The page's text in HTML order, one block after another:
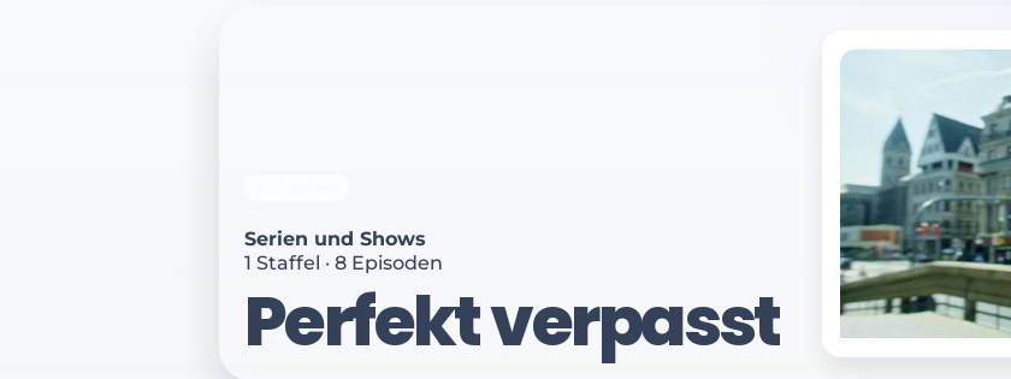
Serien und Shows
1 Staffel · 8 Episoden
Perfekt verpasst